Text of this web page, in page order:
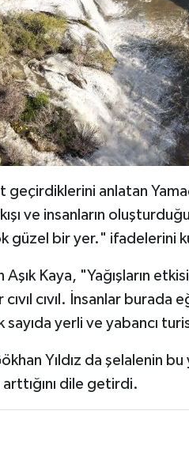
geçirdiklerini anlatan
ve insanların
güzel bir yer." ifadelerini
Kaya, "Yağışların
cıvıl cıvıl. İnsanlar
sayıda yerli ve yabancı
Yıldız da şelalenin bu
arttığını dile getirdi.